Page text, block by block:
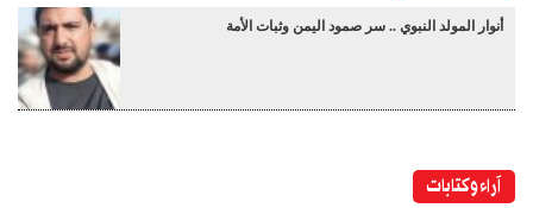
أنوار المولد النبوي .. سر صمود اليمن وثبات الأمة
آراء وكتابات